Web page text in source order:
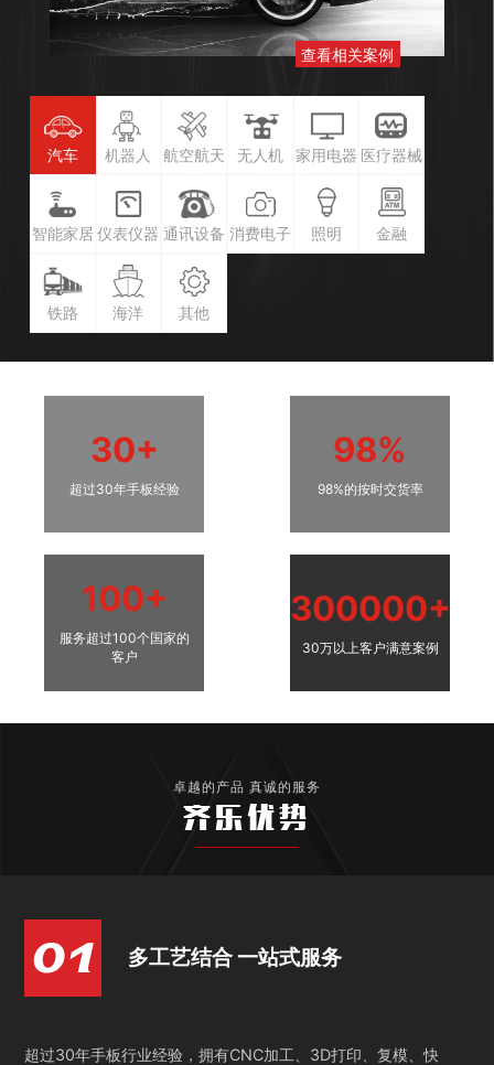
查看相关案例
汽车 机器人 航空航天 无人机 家用电器 医疗器械
智能家居 仪表仪器 通讯设备 消费电子 照明 金融
铁路 海洋 其他
30+
超过30年手板经验
98%
98%的按时交货率
100+
服务超过100个国家的
客户
300000+
30万以上客户满意案例
卓越的产品 真诚的服务
齐乐优势
多工艺结合 一站式服务
超过30年手板行业经验，拥有CNC加工、3D打印、复模、快